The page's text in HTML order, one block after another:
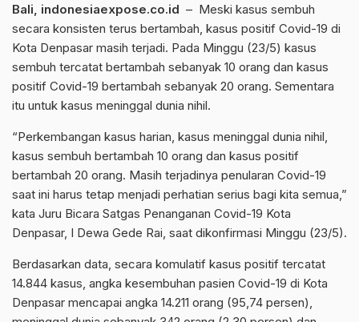
Bali, indonesiaexpose.co.id – Meski kasus sembuh
secara konsisten terus bertambah, kasus positif Covid-19 di
Kota Denpasar masih terjadi. Pada Minggu (23/5) kasus
sembuh tercatat bertambah sebanyak 10 orang dan kasus
positif Covid-19 bertambah sebanyak 20 orang. Sementara
itu untuk kasus meninggal dunia nihil.
“Perkembangan kasus harian, kasus meninggal dunia nihil,
kasus sembuh bertambah 10 orang dan kasus positif
bertambah 20 orang. Masih terjadinya penularan Covid-19
saat ini harus tetap menjadi perhatian serius bagi kita semua,”
kata Juru Bicara Satgas Penanganan Covid-19 Kota
Denpasar, I Dewa Gede Rai, saat dikonfirmasi Minggu (23/5).
Berdasarkan data, secara komulatif kasus positif tercatat
14.844 kasus, angka kesembuhan pasien Covid-19 di Kota
Denpasar mencapai angka 14.211 orang (95,74 persen),